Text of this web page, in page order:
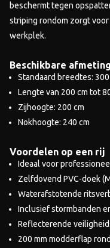
beschermt tegen
striping rondom zorgt
werkplek.
Beschikbare
Standaard breedtes:
Lengte van 200 cm tot
Zijhoogte: 200 cm
Nokhoogte: 240 cm
Voordelen op een rij
Ideaal voor
Zelfdovend PVC-doek
Waterafstotende
Inclusief stormbanden
Reflecterende
200 mm modderflap